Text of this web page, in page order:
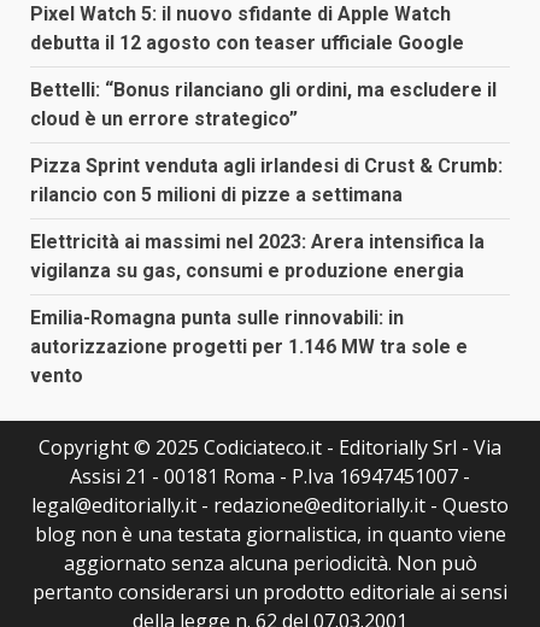
Pixel Watch 5: il nuovo sfidante di Apple Watch
debutta il 12 agosto con teaser ufficiale Google
Bettelli: “Bonus rilanciano gli ordini, ma escludere il
cloud è un errore strategico”
Pizza Sprint venduta agli irlandesi di Crust & Crumb:
rilancio con 5 milioni di pizze a settimana
Elettricità ai massimi nel 2023: Arera intensifica la
vigilanza su gas, consumi e produzione energia
Emilia-Romagna punta sulle rinnovabili: in
autorizzazione progetti per 1.146 MW tra sole e
vento
Copyright © 2025 Codiciateco.it - Editorially Srl - Via
Assisi 21 - 00181 Roma - P.Iva 16947451007 -
legal@editorially.it - redazione@editorially.it - Questo
blog non è una testata giornalistica, in quanto viene
aggiornato senza alcuna periodicità. Non può
pertanto considerarsi un prodotto editoriale ai sensi
della legge n. 62 del 07.03.2001